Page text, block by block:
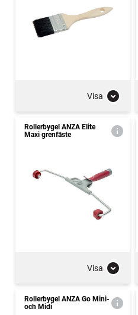
Visa
Rollerbygel ANZA Elite
Maxi grenfäste
Visa
Rollerbygel ANZA Go Mini-
och Midi